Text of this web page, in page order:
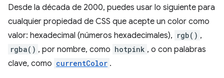
Desde la década de 2000, puedes usar lo siguiente para
cualquier propiedad de CSS que acepte un color como
valor: hexadecimal (números hexadecimales), rgb() ,
rgba() , por nombre, como hotpink , o con palabras
clave, como currentColor .